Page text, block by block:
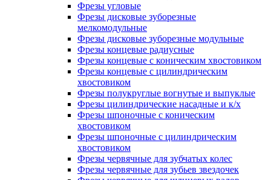
Фрезы угловые
Фрезы дисковые зуборезные
мелкомодульные
Фрезы дисковые зуборезные модульные
Фрезы концевые радиусные
Фрезы концевые с коническим хвостовиком
Фрезы концевые с цилиндрическим
хвостовиком
Фрезы полукруглые вогнутые и выпуклые
Фрезы цилиндрические насадные и к/х
Фрезы шпоночные с коническим
хвостовиком
Фрезы шпоночные с цилиндрическим
хвостовиком
Фрезы червячные для зубчатых колес
Фрезы червячные для зубьев звездочек